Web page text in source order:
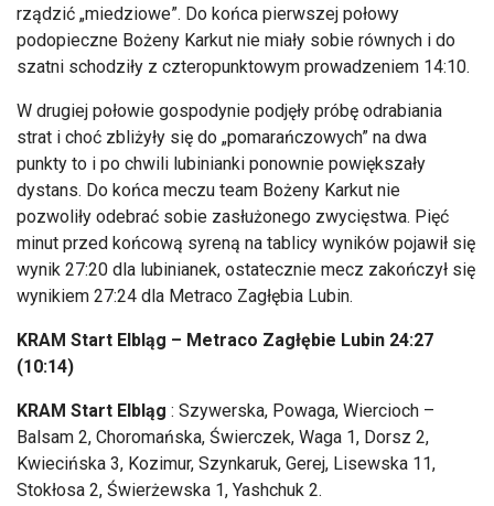
rządzić „miedziowe”. Do końca pierwszej połowy
podopieczne Bożeny Karkut nie miały sobie równych i do
szatni schodziły z czteropunktowym prowadzeniem 14:10.
W drugiej połowie gospodynie podjęły próbę odrabiania
strat i choć zbliżyły się do „pomarańczowych” na dwa
punkty to i po chwili lubinianki ponownie powiększały
dystans. Do końca meczu team Bożeny Karkut nie
pozwoliły odebrać sobie zasłużonego zwycięstwa. Pięć
minut przed końcową syreną na tablicy wyników pojawił się
wynik 27:20 dla lubinianek, ostatecznie mecz zakończył się
wynikiem 27:24 dla Metraco Zagłębia Lubin.
KRAM Start Elbląg – Metraco Zagłębie Lubin 24:27
(10:14)
KRAM Start Elbląg : Szywerska, Powaga, Wiercioch –
Balsam 2, Choromańska, Świerczek, Waga 1, Dorsz 2,
Kwiecińska 3, Kozimur, Szynkaruk, Gerej, Lisewska 11,
Stokłosa 2, Świerżewska 1, Yashchuk 2.